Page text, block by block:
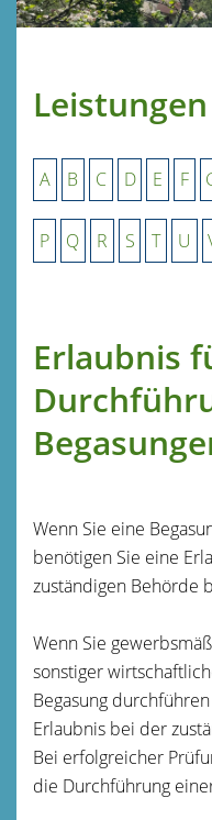
A B C D E F
P Q R S T U
Erlaubnis
Wenn Sie eine
benötigen Sie eine
zuständigen Behörde
Wenn Sie
sonstiger
Begasung
Erlaubnis bei der
Bei erfolgreicher
die Durchführung